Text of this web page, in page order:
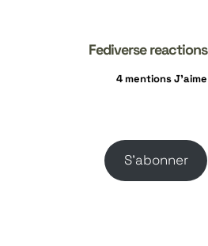
Fediverse reactions
4 mentions J’aime
S’abonner